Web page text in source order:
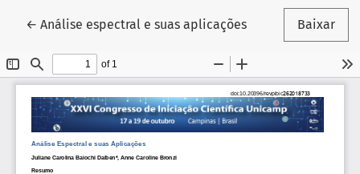
← Voltar aos Detalhes do Artigo
Análise espectral e suas aplicações Baixar